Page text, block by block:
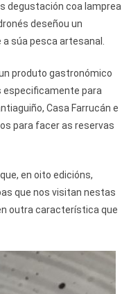
degustación coa lamprea
deseñou un
súa pesca artesanal.
produto gastronómico
especificamente para
Casa Farrucán e
para facer as reservas
en oito edicións,
que nos visitan nestas
outra característica que